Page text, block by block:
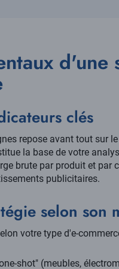
clés
repose avant tout sur
la base de votre
brute par produit et
publicitaires.
selon son
votre type d'e-
shot" (meubles,